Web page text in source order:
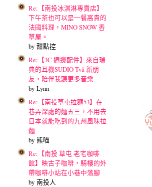
Re:【南投冰淇淋專賣店】
下午茶也可以是一餐高貴的
法國料理，MINO SNOW 香
草屋。
by 甜點控
Re:【3C 週邊配件】來自瑞
典的耳機SUDIO Två 新朋
友，陪伴我聽更多音樂
by Lynn
Re:【南投草屯拉麵53】在
巷弄深處的麵五三，不用去
日本就能吃到的九州風味拉
麵
by 熊喵
Re:【南投 草屯 老宅咖啡
館】映古子咖啡，騎樓的外
帶咖啡小站在小巷中落腳
by 南投人